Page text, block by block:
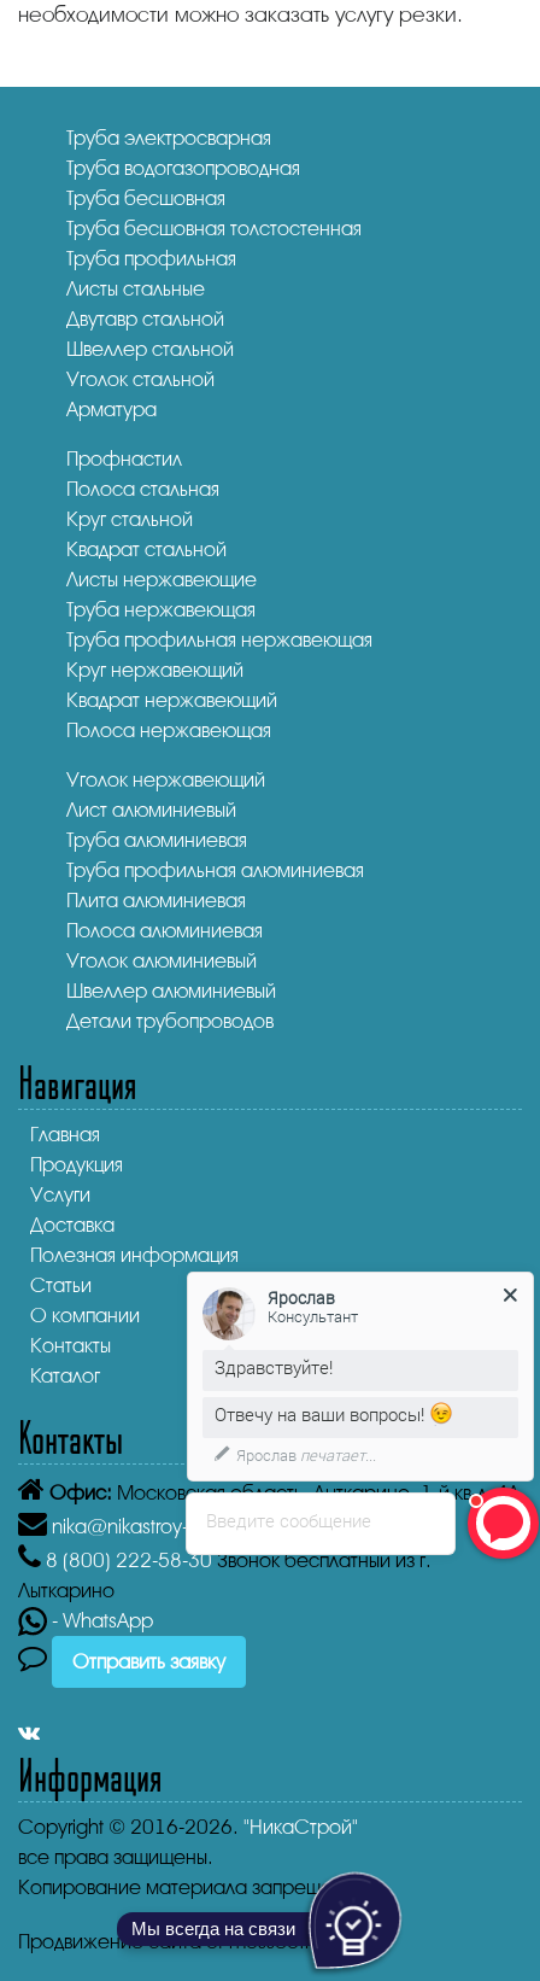
необходимости можно заказать услугу резки.
Труба электросварная
Труба водогазопроводная
Труба бесшовная
Труба бесшовная толстостенная
Труба профильная
Листы стальные
Двутавр стальной
Швеллер стальной
Уголок стальной
Арматура
Профнастил
Полоса стальная
Круг стальной
Квадрат стальной
Листы нержавеющие
Труба нержавеющая
Труба профильная нержавеющая
Круг нержавеющий
Квадрат нержавеющий
Полоса нержавеющая
Уголок нержавеющий
Лист алюминиевый
Труба алюминиевая
Труба профильная алюминиевая
Плита алюминиевая
Полоса алюминиевая
Уголок алюминиевый
Швеллер алюминиевый
Детали трубопроводов
Навигация
Главная
Продукция
Услуги
Доставка
Полезная информация
Статьи
О компании
Контакты
Каталог
Контакты
Офис: Московская область, Лыткарино, 1-й кв-л, 4А
nika@nikastroy-msk.ru
8 (800) 222-58-30 Звонок бесплатный из г.
Лыткарино
- WhatsApp
Отправить заявку
Информация
Copyright © 2016-2026. "НикаСтрой"
все права защищены.
Копирование материала запрещено.
Продвижение сайта от mosseo.ru
Мы всегда на связи
Введите сообщение
Ярослав
Консультант
Здравствуйте!
Отвечу на ваши вопросы!
Ярослав печатает...